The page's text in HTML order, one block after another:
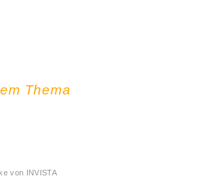
Thema
von INVISTA